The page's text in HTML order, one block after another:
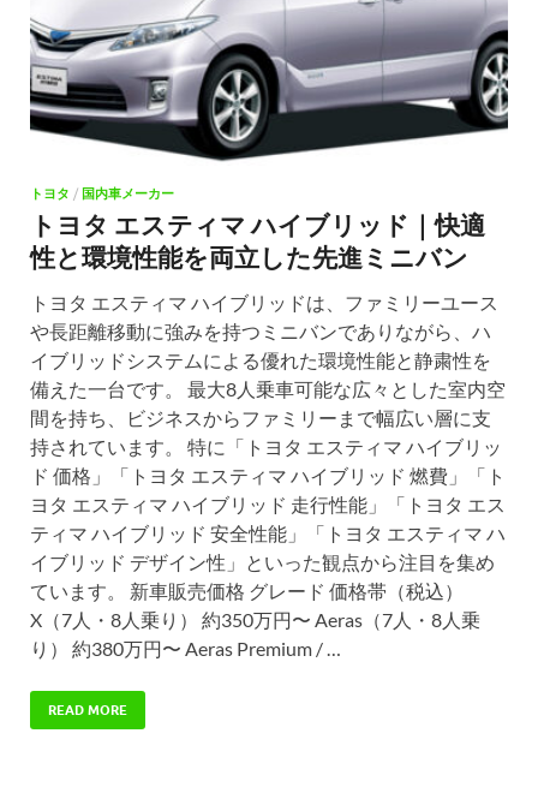
トヨタ / 国内車メーカー
トヨタ エスティマ ハイブリッド｜快適
性と環境性能を両立した先進ミニバン
トヨタ エスティマ ハイブリッドは、ファミリーユース
や長距離移動に強みを持つミニバンでありながら、ハ
イブリッドシステムによる優れた環境性能と静粛性を
備えた一台です。 最大8人乗車可能な広々とした室内空
間を持ち、ビジネスからファミリーまで幅広い層に支
持されています。 特に「トヨタ エスティマ ハイブリッ
ド 価格」「トヨタ エスティマ ハイブリッド 燃費」「ト
ヨタ エスティマ ハイブリッド 走行性能」「トヨタ エス
ティマ ハイブリッド 安全性能」「トヨタ エスティマ ハ
イブリッド デザイン性」といった観点から注目を集め
ています。 新車販売価格 グレード 価格帯（税込）
X（7人・8人乗り） 約350万円〜 Aeras（7人・8人乗
り） 約380万円〜 Aeras Premium / …
READ MORE